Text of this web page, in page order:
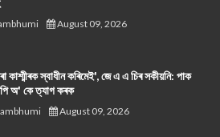
August 09, 2026
কাশ্মীৰক স্বাধীন কৰিমেই', জে এ এ চিৰ সকীয়নি: পাক
অ' কে ত্যাগ কৰক
August 09, 2026